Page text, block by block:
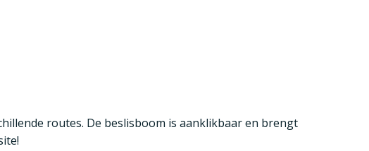
routes. De beslisboom is aanklikbaar en brengt